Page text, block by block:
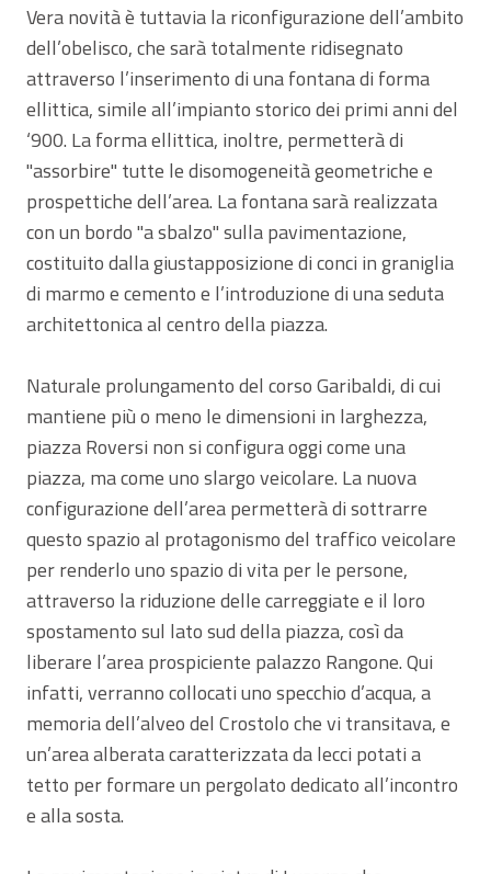
Vera novità è tuttavia la riconfigurazione dell’ambito
dell’obelisco, che sarà totalmente ridisegnato
attraverso l’inserimento di una fontana di forma
ellittica, simile all’impianto storico dei primi anni del
‘900. La forma ellittica, inoltre, permetterà di
"assorbire" tutte le disomogeneità geometriche e
prospettiche dell’area. La fontana sarà realizzata
con un bordo "a sbalzo" sulla pavimentazione,
costituito dalla giustapposizione di conci in graniglia
di marmo e cemento e l’introduzione di una seduta
architettonica al centro della piazza.
Naturale prolungamento del corso Garibaldi, di cui
mantiene più o meno le dimensioni in larghezza,
piazza Roversi non si configura oggi come una
piazza, ma come uno slargo veicolare. La nuova
configurazione dell’area permetterà di sottrarre
questo spazio al protagonismo del traffico veicolare
per renderlo uno spazio di vita per le persone,
attraverso la riduzione delle carreggiate e il loro
spostamento sul lato sud della piazza, così da
liberare l’area prospiciente palazzo Rangone. Qui
infatti, verranno collocati uno specchio d’acqua, a
memoria dell’alveo del Crostolo che vi transitava, e
un’area alberata caratterizzata da lecci potati a
tetto per formare un pergolato dedicato all’incontro
e alla sosta.